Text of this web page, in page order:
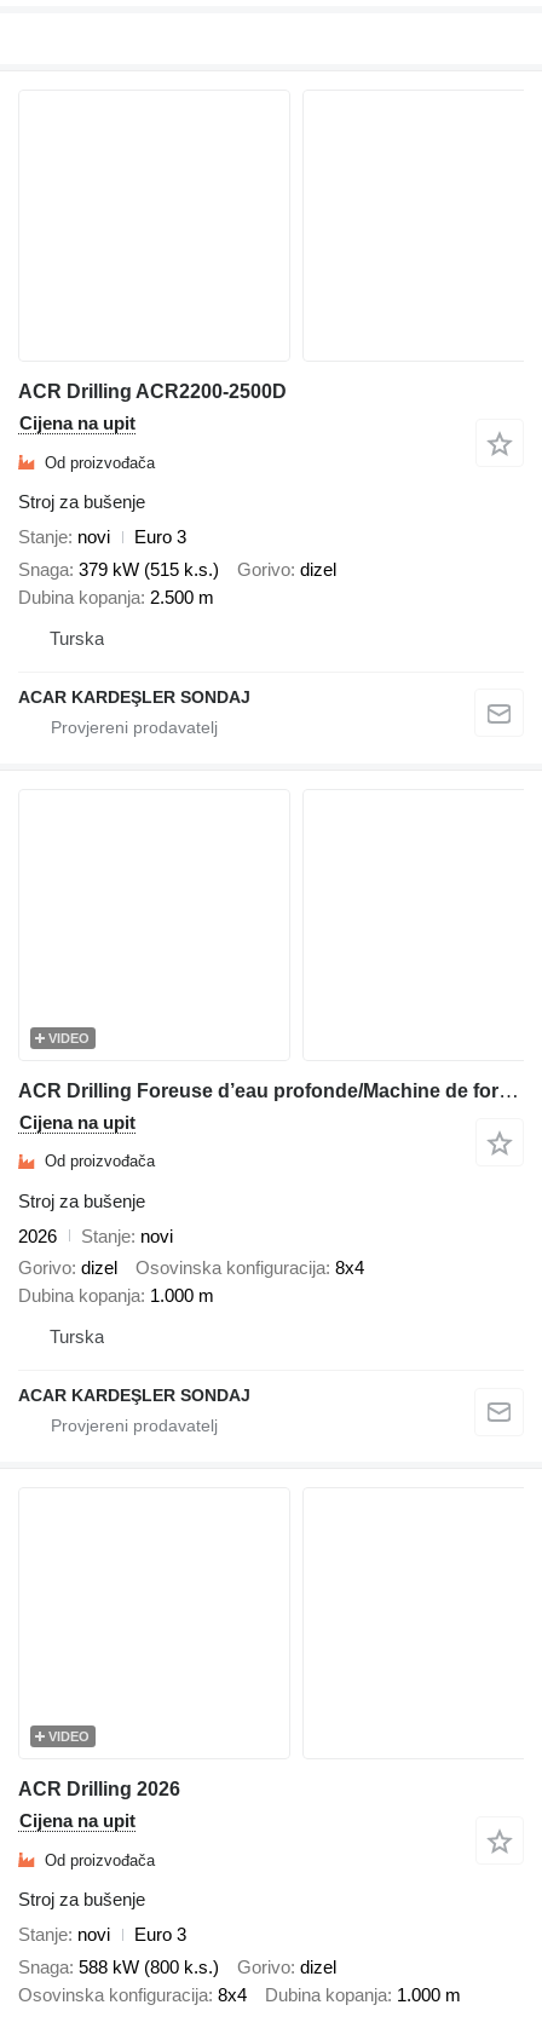
ACR Drilling ACR2200-2500D
Cijena na upit
Od proizvođača
Stroj za bušenje
Stanje novi
Euro 3
Snaga 379 kW (515 k.s.) Gorivo dizel
Dubina kopanja 2.500 m
Turska
ACAR KARDEŞLER SONDAJ
VIDEO
ACR Drilling Foreuse d’eau profonde/Machine de forage ACRH500- ACRH1.000
Cijena na upit
Od proizvođača
Stroj za bušenje
2026
Stanje novi
Gorivo dizel Osovinska konfiguracija 8x4
Dubina kopanja 1.000 m
Turska
ACAR KARDEŞLER SONDAJ
VIDEO
ACR Drilling 2026
Cijena na upit
Od proizvođača
Stroj za bušenje
Stanje novi
Euro 3
Snaga 588 kW (800 k.s.) Gorivo dizel
Osovinska konfiguracija 8x4 Dubina kopanja 1.000 m